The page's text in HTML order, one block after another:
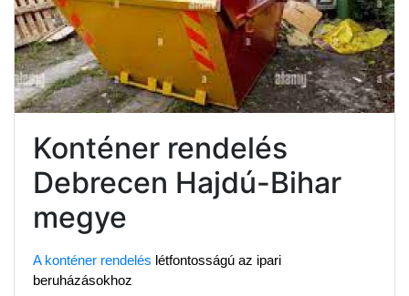
Konténer rendelés
Debrecen Hajdú-Bihar
megye
A konténer rendelés létfontosságú az ipari
beruházásokhoz